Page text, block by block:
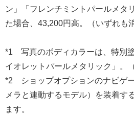
ン」「フレンチミントパールメタ
た場合、43,200円高。（いずれも
*1 写真のボディカラーは、特別
イオレットパールメタリック」。
*2 ショップオプションのナビゲ
メラと連動するモデル）を装着す
ます。